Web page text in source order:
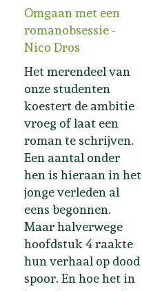
Omgaan met een
romanobsessie -
Nico Dros
Het merendeel van
onze studenten
koestert de ambitie
vroeg of laat een
roman te schrijven.
Een aantal onder
hen is hieraan in het
jonge verleden al
eens begonnen.
Maar halverwege
hoofdstuk 4 raakte
hun verhaal op dood
spoor. En hoe het in